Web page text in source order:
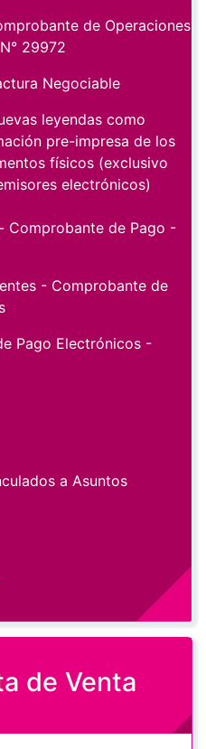
de Venta
de Operaciones
29972
Negociable
leyendas como
pre-impresa de los
físicos (exclusivo
electrónicos)
Comprobante de Pago -
- Comprobante de
Pago Electrónicos -
a Asuntos